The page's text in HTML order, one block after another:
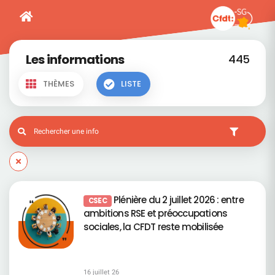
Les informations 445
THÈMES LISTE
CSEC Plénière du 2 juillet 2026 : entre
ambitions RSE et préoccupations
sociales, la CFDT reste mobilisée
16 juillet 26